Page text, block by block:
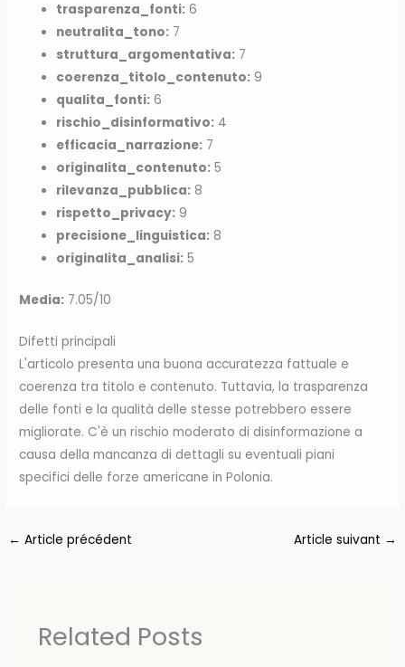
trasparenza_fonti: 6
neutralita_tono: 7
struttura_argomentativa: 7
coerenza_titolo_contenuto: 9
qualita_fonti: 6
rischio_disinformativo: 4
efficacia_narrazione: 7
originalita_contenuto: 5
rilevanza_pubblica: 8
rispetto_privacy: 9
precisione_linguistica: 8
originalita_analisi: 5
Media: 7.05/10
Difetti principali
L'articolo presenta una buona accuratezza fattuale e
coerenza tra titolo e contenuto. Tuttavia, la trasparenza
delle fonti e la qualità delle stesse potrebbero essere
migliorate. C'è un rischio moderato di disinformazione a
causa della mancanza di dettagli su eventuali piani
specifici delle forze americane in Polonia.
← Article précédent Article suivant →
Related Posts